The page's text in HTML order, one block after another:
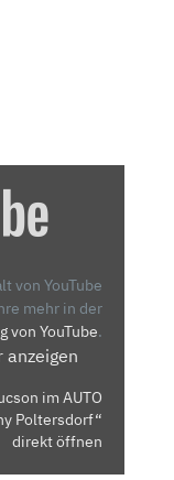
von YouTube
mehr in der
von YouTube.
anzeigen
im AUTO
Poltersdorf“
direkt öffnen